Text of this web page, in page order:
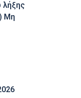
Μη